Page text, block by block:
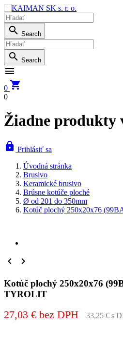
 Search
 Search

0 
0
Žiadne produkty
 Prihlásiť sa
Úvodná stránka
Brusivo
Keramické brusivo
Brúsne kotúče ploché
Ø od 201 do 350mm
Kotúč plochý 250x20x76
 
Kotúč plochý 250x20x76
TYROLIT
27,03 € bez DPH 33,25 € s